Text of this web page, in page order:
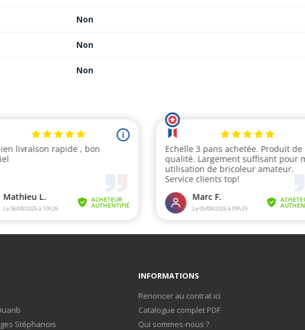
Non
Non
Non
Stéphanois
INFORMATIONS
Renoncer au contrat ici
Catalogue complet PDF
Qui sommes-nous ?